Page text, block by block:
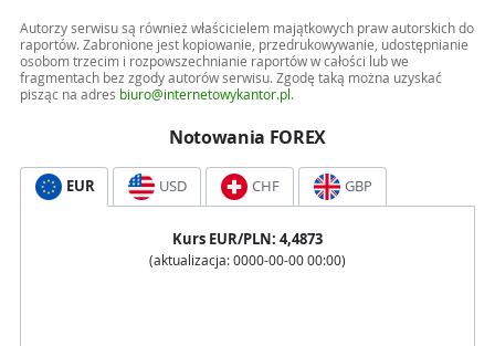
Autorzy serwisu są również właścicielem majątkowych praw autorskich do
raportów. Zabronione jest kopiowanie, przedrukowywanie, udostępnianie
osobom trzecim i rozpowszechnianie raportów w całości lub we
fragmentach bez zgody autorów serwisu. Zgodę taką można uzyskać
pisząc na adres biuro@internetowykantor.pl .
Notowania FOREX
EUR USD CHF GBP
Kurs EUR/PLN: 4,4873
(aktualizacja: 0000-00-00 00:00)